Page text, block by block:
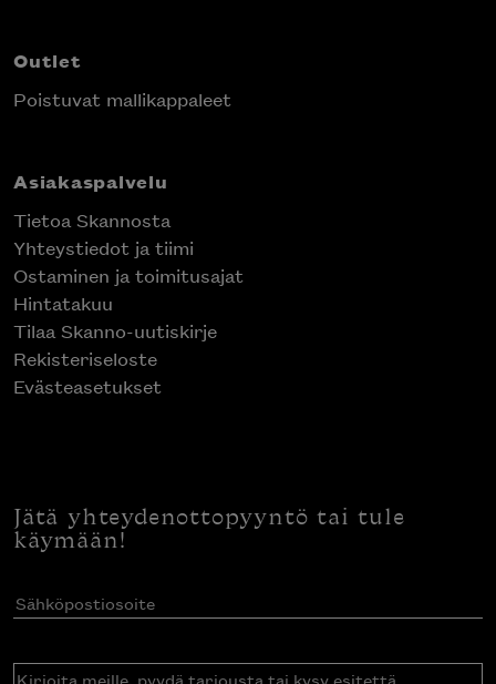
Outlet
Poistuvat mallikappaleet
Asiakaspalvelu
Tietoa Skannosta
Yhteystiedot ja tiimi
Ostaminen ja toimitusajat
Hintatakuu
Tilaa Skanno-uutiskirje
Rekisteriseloste
Evästeasetukset
Jätä yhteydenottopyyntö tai tule
käymään!
Sähköpostiosoite(Pakollinen)
Kirjoita